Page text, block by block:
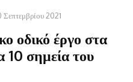
Σεπτεμβρίου 2021
οδικό έργο στα
10 σημεία του